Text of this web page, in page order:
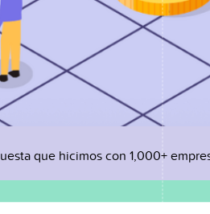
que hicimos con 1,000+